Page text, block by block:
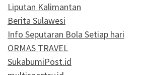
Liputan Kalimantan
Berita Sulawesi
Info Seputaran Bola Setiap hari
ORMAS TRAVEL
SukabumiPost.id